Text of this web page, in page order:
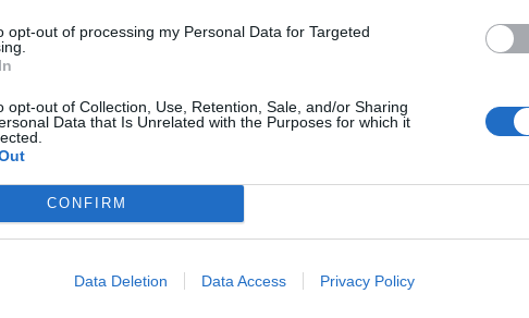
opt-out of processing my Personal Data for Targeted
opt-out of Collection, Use, Retention, Sale, and/or Sharing
Data that Is Unrelated with the Purposes for which it
CONFIRM
Data Deletion Data Access Privacy Policy
svrapa i upale, a koje bukvalno ima svuda kod nas,
da se riješite neprijatnosti. Postoji mnogo narodnih
a jedna biljka je posebno efikasna. Raste bukvalno svuda,
treba da uradite jeste da je uberete!
i imaju blago anestetičko dejstvo. Osim toga, djeluju kao
da uberete nekoliko listova i zgnječite ih da puste sok, a